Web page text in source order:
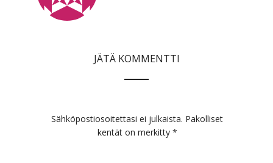
JÄTÄ KOMMENTTI
Sähköpostiosoitettasi ei julkaista. Pakolliset
kentät on merkitty *